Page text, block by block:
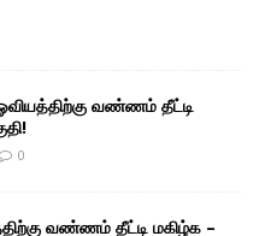
வண்ணம் தீட்டி
0
வண்ணம் தீட்டி மகிழ்க –